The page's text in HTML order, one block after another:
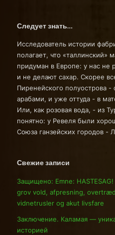
Следует знать…
Исследователь истории
полагает, что «таллинский»
придуман в Европе: у нас не
и не делают сахар. Скорее
Пиренейского полуострова
арабами, и уже оттуда - в
Или, как розовая вода, - из
понятно: у Ревеля были
Союза ганзейских городов -
Свежие записи
Защищено: Emne:
grov vold, afpresning,
vidnetrusler og akut livsfare
Заключение. Каламая —
историей